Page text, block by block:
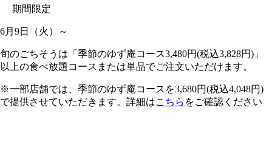
期間限定
6月9日（火）～
旬のごちそうは「季節のゆず庵コース3,480円(税込3,828円)」
以上の食べ放題コースまたは単品でご注文いただけます。
※一部店舗では、季節のゆず庵コースを3,680円(税込4,048円)
で提供させていただきます。詳細はこちら をご確認ください